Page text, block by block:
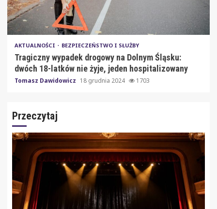
AKTUALNOŚCI BEZPIECZEŃSTWO I SŁUŻBY
Tragiczny wypadek drogowy na Dolnym Śląsku:
dwóch 18-latków nie żyje, jeden hospitalizowany
Tomasz Dawidowicz 18 grudnia 2024 1703
Przeczytaj